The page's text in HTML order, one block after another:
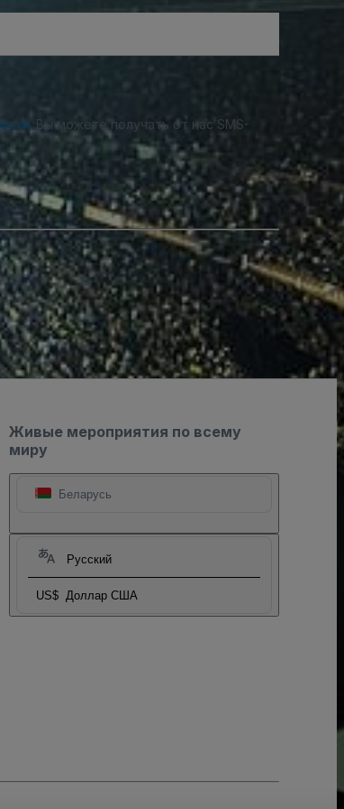
. Вы можете получать от нас SMS-
Живые мероприятия по всему
миру
Беларусь
Русский
US$ Доллар США